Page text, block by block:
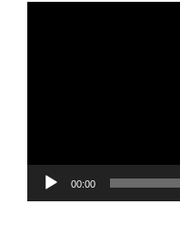
00:00